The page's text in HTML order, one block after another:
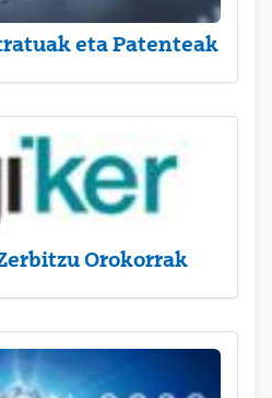
eta Patenteak
Orokorrak